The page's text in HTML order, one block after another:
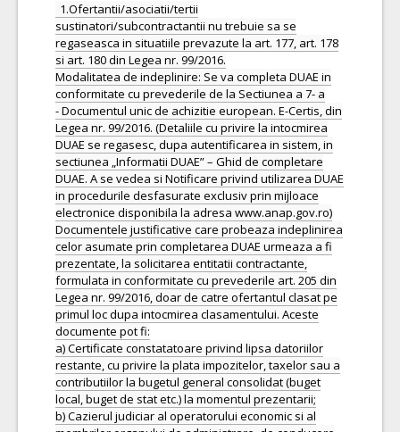
1.Ofertantii/asociatii/tertii
sustinatori/subcontractantii nu trebuie sa se
regaseasca in situatiile prevazute la art. 177, art. 178
si art. 180 din Legea nr. 99/2016.
Modalitatea de indeplinire: Se va completa DUAE in
conformitate cu prevederile de la Sectiunea a 7- a
- Documentul unic de achizitie european. E-Certis, din
Legea nr. 99/2016. (Detaliile cu privire la intocmirea
DUAE se regasesc, dupa autentificarea in sistem, in
sectiunea „Informatii DUAE” – Ghid de completare
DUAE. A se vedea si Notificare privind utilizarea DUAE
in procedurile desfasurate exclusiv prin mijloace
electronice disponibila la adresa www.anap.gov.ro)
Documentele justificative care probeaza indeplinirea
celor asumate prin completarea DUAE urmeaza a fi
prezentate, la solicitarea entitatii contractante,
formulata in conformitate cu prevederile art. 205 din
Legea nr. 99/2016, doar de catre ofertantul clasat pe
primul loc dupa intocmirea clasamentului. Aceste
documente pot fi:
a) Certificate constatatoare privind lipsa datoriilor
restante, cu privire la plata impozitelor, taxelor sau a
contributiilor la bugetul general consolidat (buget
local, buget de stat etc.) la momentul prezentarii;
b) Cazierul judiciar al operatorului economic si al